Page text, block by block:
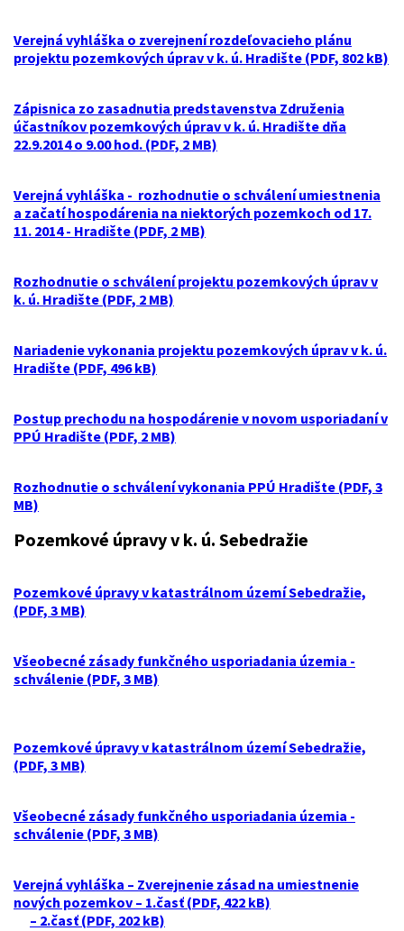
Verejná vyhláška o zverejnení rozdeľovacieho plánu
projektu pozemkových úprav v k. ú. Hradište (PDF, 802 kB)
Zápisnica zo zasadnutia predstavenstva Združenia
účastníkov pozemkových úprav v k. ú. Hradište dňa
22.9.2014 o 9.00 hod. (PDF, 2 MB)
Verejná vyhláška - rozhodnutie o schválení umiestnenia
a začatí hospodárenia na niektorých pozemkoch od 17.
11. 2014 - Hradište (PDF, 2 MB)
Rozhodnutie o schválení projektu pozemkových úprav v
k. ú. Hradište (PDF, 2 MB)
Nariadenie vykonania projektu pozemkových úprav v k. ú.
Hradište (PDF, 496 kB)
Postup prechodu na hospodárenie v novom usporiadaní v
PPÚ Hradište (PDF, 2 MB)
Rozhodnutie o schválení vykonania PPÚ Hradište (PDF, 3
MB)
Pozemkové úpravy v k. ú. Sebedražie
Pozemkové úpravy v katastrálnom území Sebedražie,
(PDF, 3 MB)
Všeobecné zásady funkčného usporiadania územia -
schválenie (PDF, 3 MB)
Pozemkové úpravy v katastrálnom území Sebedražie,
(PDF, 3 MB)
Všeobecné zásady funkčného usporiadania územia -
schválenie (PDF, 3 MB)
Verejná vyhláška – Zverejnenie zásad na umiestnenie
nových pozemkov – 1.časť (PDF, 422 kB)
– 2.časť (PDF, 202 kB)